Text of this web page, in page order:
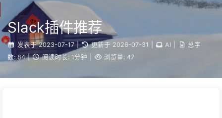
Slack插件推荐
发表于 2023-07-17 | 更新于 2026-07-31 AI
总字
数: 84 | 阅读时长: 1分钟 浏览量: 47